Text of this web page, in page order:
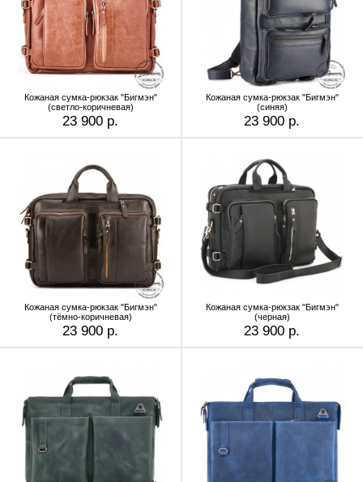
Кожаная сумка-рюкзак "Бигмэн"
(светло-коричневая)
23 900 р.
Кожаная сумка-рюкзак "Бигмэн"
(синяя)
23 900 р.
Кожаная сумка-рюкзак "Бигмэн"
(тёмно-коричневая)
23 900 р.
Кожаная сумка-рюкзак "Бигмэн"
(черная)
23 900 р.